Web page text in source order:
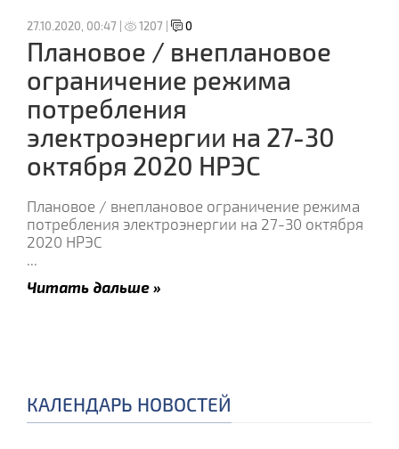
27.10.2020, 00:47 | 1207 | 0
Плановое / внеплановое
ограничение режима
потребления
электроэнергии на 27-30
октября 2020 НРЭС
Плановое / внеплановое ограничение режима
потребления электроэнергии на 27-30 октября
2020 НРЭС
...
Читать дальше »
КАЛЕНДАРЬ НОВОСТЕЙ